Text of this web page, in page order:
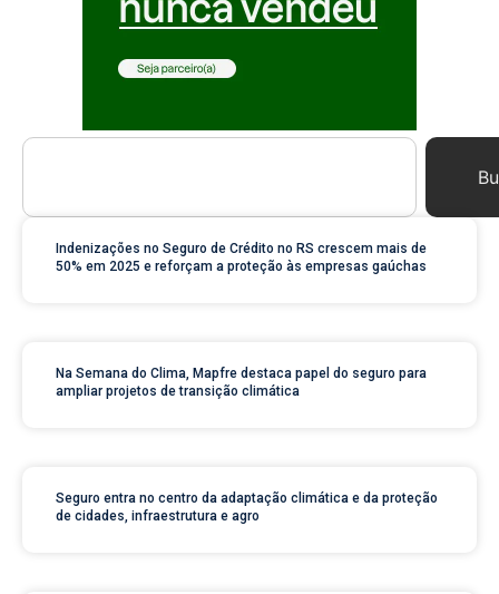
Indenizações no Seguro de Crédito no RS crescem mais de
50% em 2025 e reforçam a proteção às empresas gaúchas
Na Semana do Clima, Mapfre destaca papel do seguro para
ampliar projetos de transição climática
Seguro entra no centro da adaptação climática e da proteção
de cidades, infraestrutura e agro